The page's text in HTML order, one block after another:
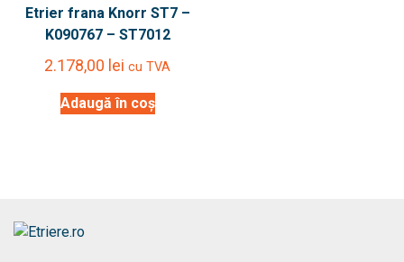
Etrier frana Knorr ST7 –
K090767 – ST7012
2.178,00 lei cu TVA
Adaugă în coș